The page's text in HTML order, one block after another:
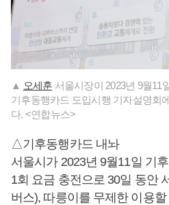
▲ 오세훈 서울시장이 2023년 9월11
기후동행카드 도입시행 기자설명회
다. <연합뉴스>
△기후동행카드 내놔
서울시가 2023년 9월11일 기
1회 요금 충전으로 30일 동안
버스), 따릉이를 무제한 이용